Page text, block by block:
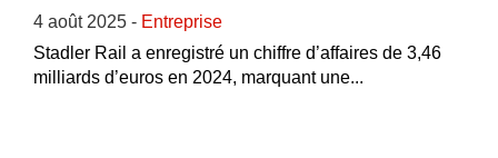
4 août 2025 - Entreprise
Stadler Rail a enregistré un chiffre d’affaires de 3,46
milliards d’euros en 2024, marquant une...